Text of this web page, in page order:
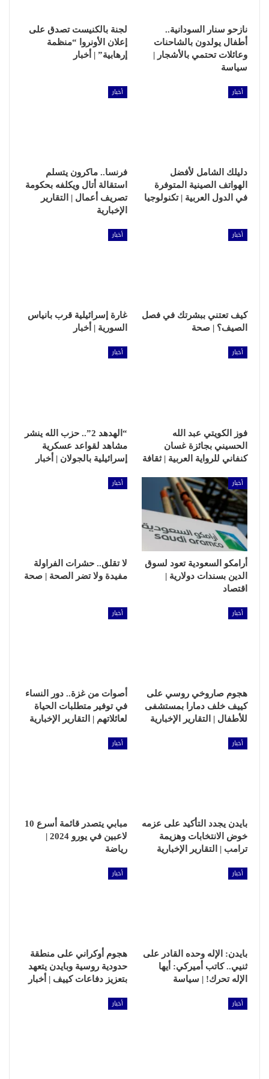
نازحو سنار السودانية..
أطفال يولدون بالشاحنات
وعائلات تحتمي بالأشجار |
سياسة
لجنة بالكنيست تصدق على
إعلان الأونروا “منظمة
إرهابية” | أخبار
أخبار
دليلك الشامل لأفضل
الهواتف الصينية المتوفرة
في الدول العربية | تكنولوجيا
أخبار
فرنسا.. ماكرون يتسلم
استقالة أتال ويكلفه بحكومة
تصريف أعمال | التقارير
الإخبارية
أخبار
كيف تعتني ببشرتك في فصل
الصيف؟ | صحة
أخبار
غارة إسرائيلية قرب بانياس
السورية | أخبار
أخبار
فوز الكويتي عبد الله
الحسيني بجائزة غسان
كنفاني للرواية العربية | ثقافة
أخبار
“الهدهد 2”.. حزب الله ينشر
مشاهد لقواعد عسكرية
إسرائيلية بالجولان | أخبار
أخبار
أرامكو السعودية تعود لسوق
الدين بسندات دولارية |
اقتصاد
أخبار
لا تقلق.. حشرات الفراولة
مفيدة ولا تضر الصحة | صحة
أخبار
هجوم صاروخي روسي على
كييف خلف دمارا بمستشفى
للأطفال | التقارير الإخبارية
أخبار
أصوات من غزة.. دور النساء
في توفير متطلبات الحياة
لعائلاتهم | التقارير الإخبارية
أخبار
بايدن يجدد التأكيد على عزمه
خوض الانتخابات وهزيمة
ترامب | التقارير الإخبارية
أخبار
مبابي يتصدر قائمة أسرع 10
لاعبين في يورو 2024 |
رياضة
أخبار
بايدن: الإله وحده القادر على
ثنيي.. كاتب أميركي: أيها
الإله تحرك! | سياسة
أخبار
هجوم أوكراني على منطقة
حدودية روسية وبايدن يتعهد
بتعزيز دفاعات كييف | أخبار
أخبار أخبار